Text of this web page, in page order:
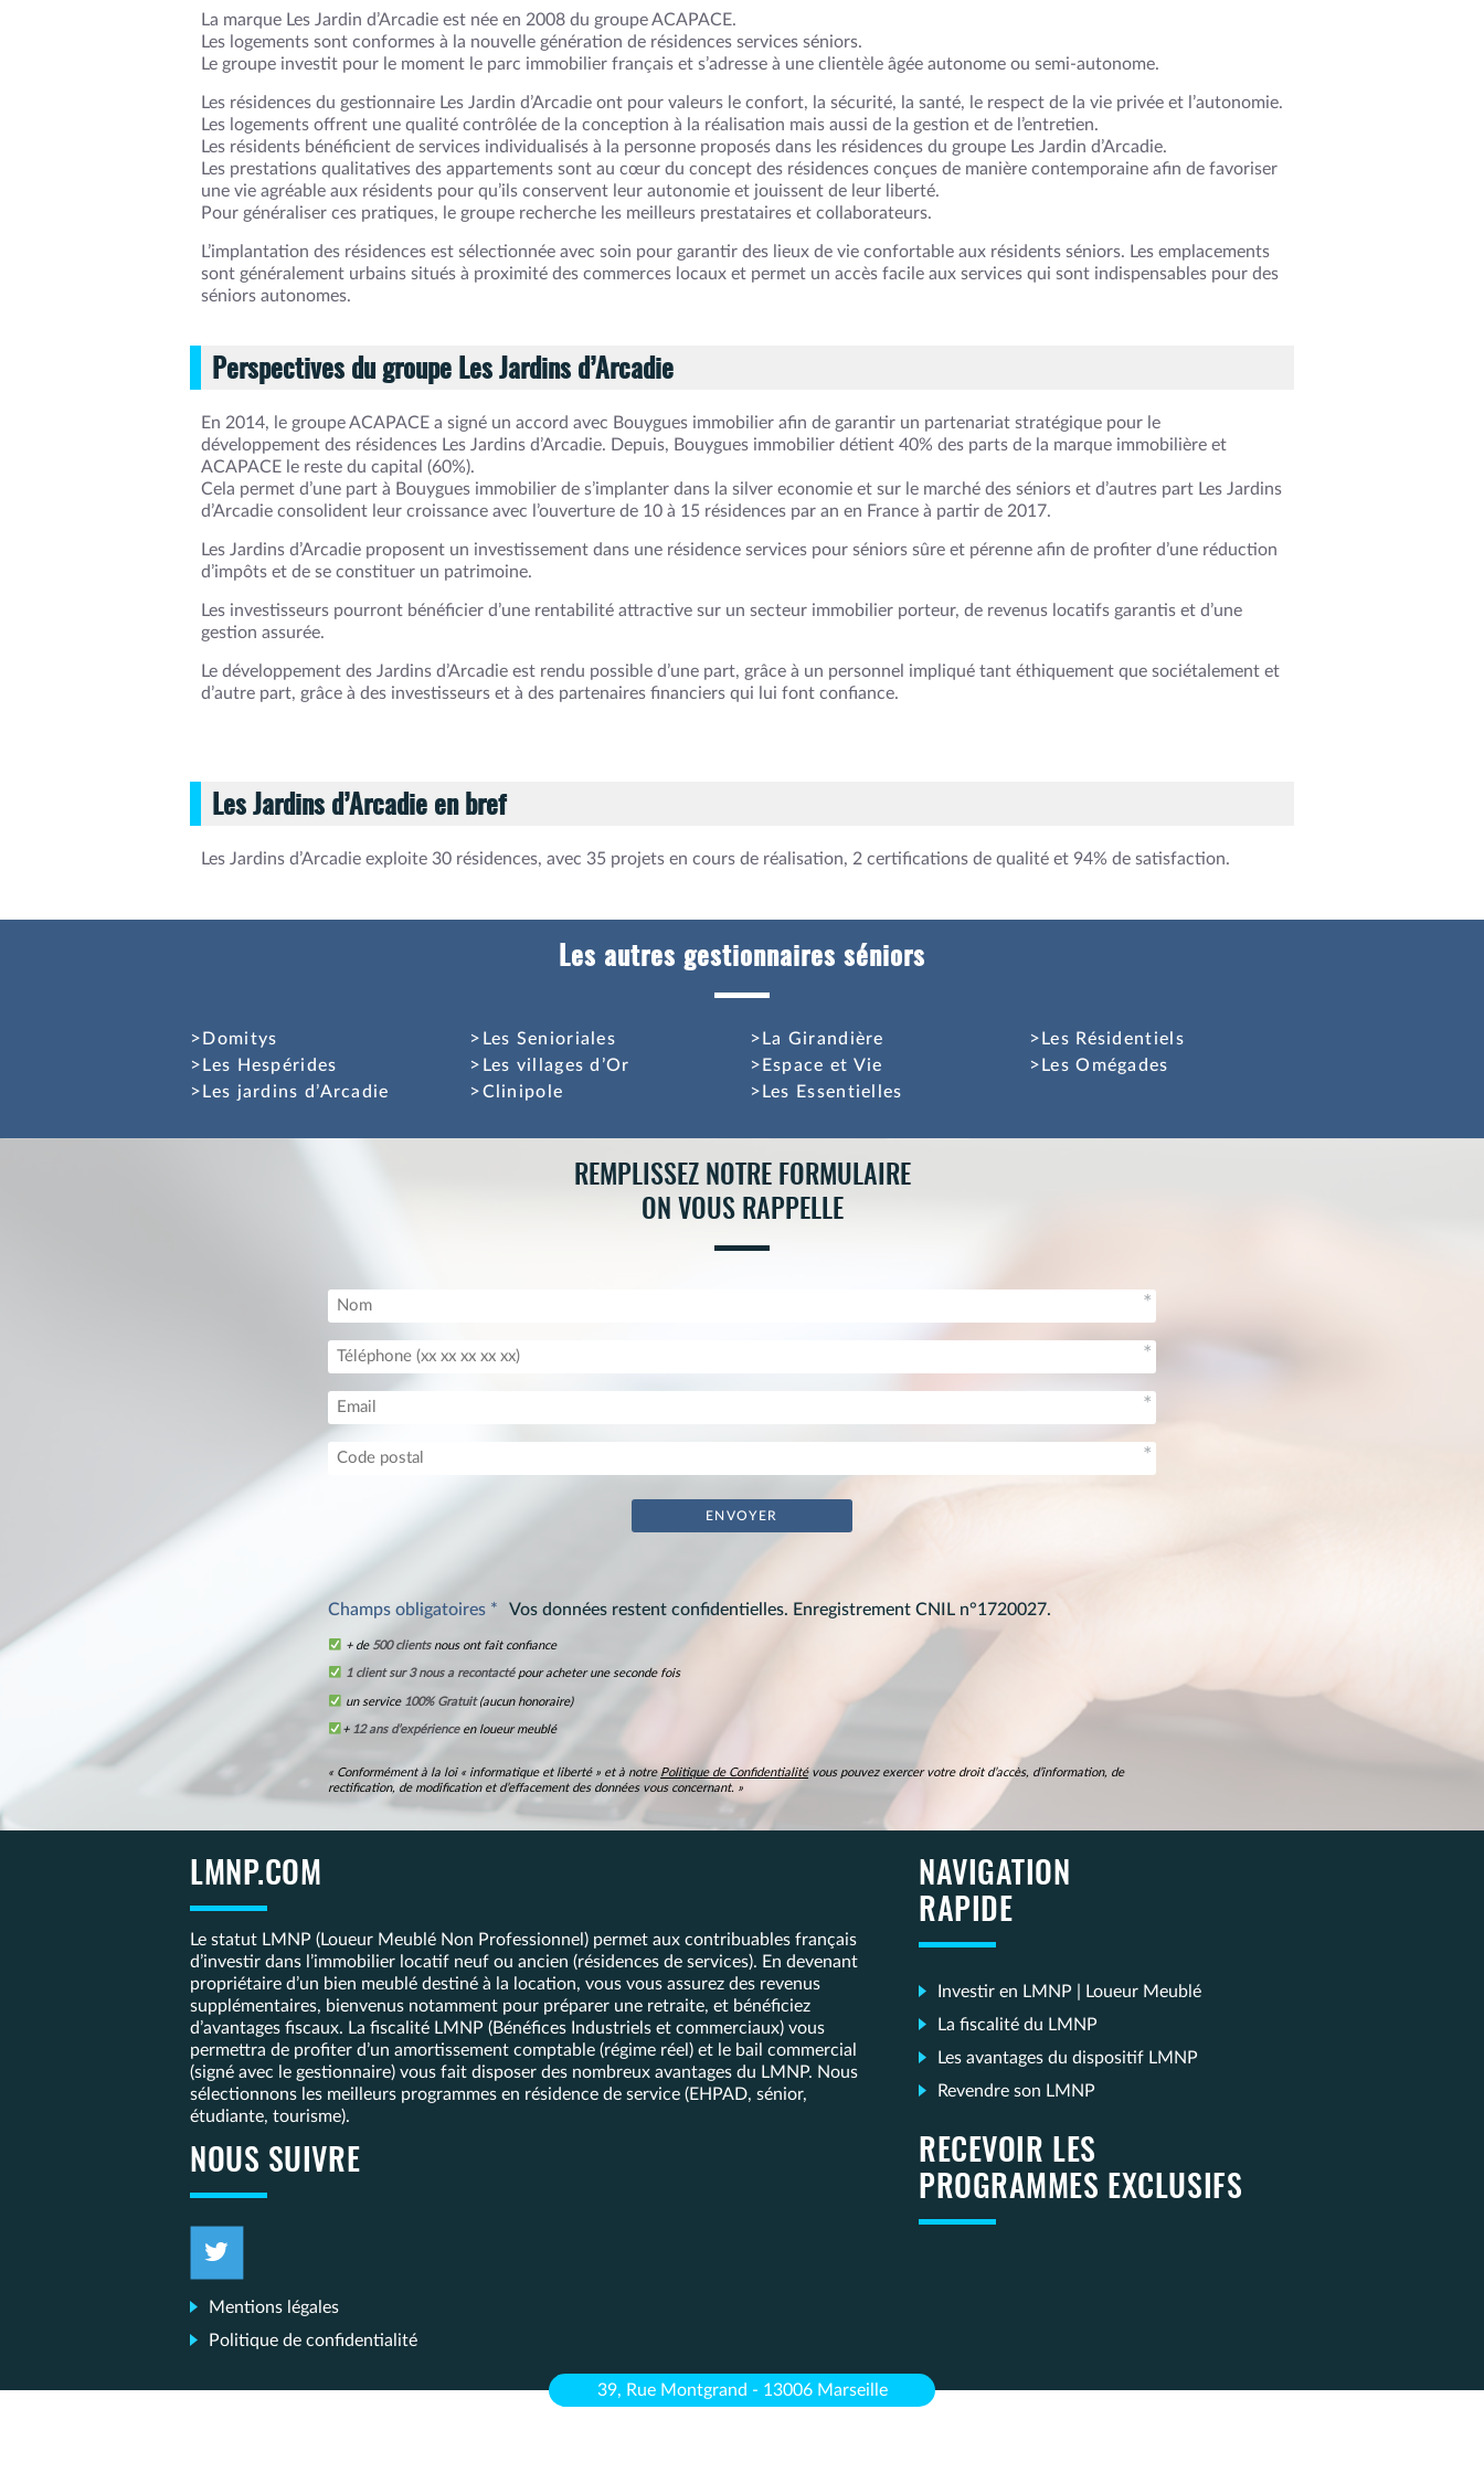
La marque Les Jardin d’Arcadie est née en 2008 du groupe ACAPACE.
Les logements sont conformes à la nouvelle génération de résidences services séniors.
Le groupe investit pour le moment le parc immobilier français et s’adresse à une clientèle âgée autonome ou semi-autonome.
Les résidences du gestionnaire Les Jardin d’Arcadie ont pour valeurs le confort, la sécurité, la santé, le respect de la vie privée et l’autonomie.
Les logements offrent une qualité contrôlée de la conception à la réalisation mais aussi de la gestion et de l’entretien.
Les résidents bénéficient de services individualisés à la personne proposés dans les résidences du groupe Les Jardin d’Arcadie.
Les prestations qualitatives des appartements sont au cœur du concept des résidences conçues de manière contemporaine afin de favoriser
une vie agréable aux résidents pour qu’ils conservent leur autonomie et jouissent de leur liberté.
Pour généraliser ces pratiques, le groupe recherche les meilleurs prestataires et collaborateurs.
L’implantation des résidences est sélectionnée avec soin pour garantir des lieux de vie confortable aux résidents séniors. Les emplacements
sont généralement urbains situés à proximité des commerces locaux et permet un accès facile aux services qui sont indispensables pour des
séniors autonomes.
Perspectives du groupe Les Jardins d’Arcadie
En 2014, le groupe ACAPACE a signé un accord avec Bouygues immobilier afin de garantir un partenariat stratégique pour le
développement des résidences Les Jardins d’Arcadie. Depuis, Bouygues immobilier détient 40% des parts de la marque immobilière et
ACAPACE le reste du capital (60%).
Cela permet d’une part à Bouygues immobilier de s’implanter dans la silver economie et sur le marché des séniors et d’autres part Les Jardins
d’Arcadie consolident leur croissance avec l’ouverture de 10 à 15 résidences par an en France à partir de 2017.
Les Jardins d’Arcadie proposent un investissement dans une résidence services pour séniors sûre et pérenne afin de profiter d’une réduction
d’impôts et de se constituer un patrimoine.
Les investisseurs pourront bénéficier d’une rentabilité attractive sur un secteur immobilier porteur, de revenus locatifs garantis et d’une
gestion assurée.
Le développement des Jardins d’Arcadie est rendu possible d’une part, grâce à un personnel impliqué tant éthiquement que sociétalement et
d’autre part, grâce à des investisseurs et à des partenaires financiers qui lui font confiance.
Les Jardins d’Arcadie en bref
Les Jardins d’Arcadie exploite 30 résidences, avec 35 projets en cours de réalisation, 2 certifications de qualité et 94% de satisfaction.
Les autres gestionnaires séniors
Domitys
Les Hespérides
Les jardins d’Arcadie
Les Senioriales
Les villages d’Or
Clinipole
La Girandière
Espace et Vie
Les Essentielles
Les Résidentiels
Les Omégades
REMPLISSEZ NOTRE FORMULAIRE
ON VOUS RAPPELLE
Champs obligatoires * Vos données restent confidentielles. Enregistrement CNIL n°1720027.
+ de 500 clientsnous ont fait confiance
1 client sur 3 nous a recontactépour acheter une seconde fois
un service 100% Gratuit(aucun honoraire)
+12 ans d’expérienceen loueur meublé
« Conformément à la loi « informatique et liberté » et à notrePolitique de Confidentialitévous pouvez exercer votre droit d’accès, d’information, de
rectification, de modification et d’effacement des données vous concernant. »
LMNP.COM
Le statut LMNP (Loueur Meublé Non Professionnel) permet aux contribuables français
d’investir dans l’immobilier locatif neuf ou ancien (résidences de services). En devenant
propriétaire d’un bien meublé destiné à la location, vous vous assurez des revenus
supplémentaires, bienvenus notamment pour préparer une retraite, et bénéficiez
d’avantages fiscaux. La fiscalité LMNP (Bénéfices Industriels et commerciaux) vous
permettra de profiter d’un amortissement comptable (régime réel) et le bail commercial
(signé avec le gestionnaire) vous fait disposer des nombreux avantages du LMNP. Nous
sélectionnons les meilleurs programmes en résidence de service (EHPAD, sénior,
étudiante, tourisme).
NOUS SUIVRE
Mentions légales
Politique de confidentialité
NAVIGATION
RAPIDE
Investir en LMNP | Loueur Meublé
La fiscalité du LMNP
Les avantages du dispositif LMNP
Revendre son LMNP
RECEVOIR LES
PROGRAMMES EXCLUSIFS
39, Rue Montgrand - 13006 Marseille